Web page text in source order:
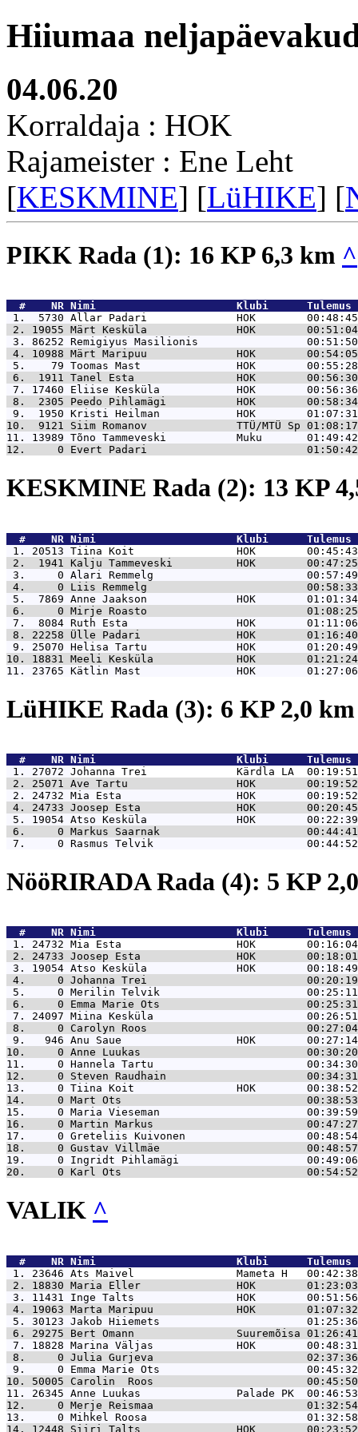
Hiiumaa
04.06.20
Korraldaja : HOK
Rajameister : Ene Leht
[KESKMINE] [LüHIKE] [
PIKK Rada (1): 16 KP 6,3 km ^
  #    NR
Nimi                      Klubi
1.  5730 Allar Padari              HOK        00:48:45
2. 19055 Märt Kesküla              HOK        00:51:04
3. 86252 Remigiyus Masilionis                 00:51:50
4. 10988 Märt Maripuu              HOK        00:54:05
5.    79 Toomas Mast               HOK        00:55:28
6.  1911 Tanel Esta                HOK        00:56:30
7. 17460 Eliise Kesküla            HOK        00:56:36
8.  2305 Peedo Pihlamägi           HOK        00:58:34
9.  1950 Kristi Heilman            HOK        01:07:31
10.  9121 Siim Romanov              TTÜ/MTÜ Sp
11. 13989 Tõno Tammeveski           Muku       01:49:42
12.     0 Evert Padari                         01:50:42
KESKMINE Rada (2): 13 KP
  #    NR
Nimi                      Klubi
1. 20513 Tiina Koit                HOK        00:45:43
2.  1941 Kalju Tammeveski          HOK        00:47:25
3.     0 Alari Remmelg                        00:57:49
4.     0 Liis Remmelg                         00:58:33
5.  7869 Anne Jaakson              HOK        01:01:34
6.     0 Mirje Roasto                         01:08:25
7.  8084 Ruth Esta                 HOK        01:11:06
8. 22258 Ülle Padari               HOK        01:16:40
9. 25070 Helisa Tartu              HOK        01:20:49
10. 18831 Meeli Kesküla             HOK        01:21:24
11. 23765 Kätlin Mast               HOK        01:27:06
LüHIKE Rada (3): 6 KP 2,0
  #    NR
Nimi                      Klubi
1. 27072 Johanna Trei              Kärdla LA  00:19:51
2. 25071 Ave Tartu                 HOK        00:19:52
2. 24732 Mia Esta                  HOK        00:19:52
4. 24733 Joosep Esta               HOK        00:20:45
5. 19054 Atso Kesküla              HOK        00:22:39
6.     0 Markus Saarnak                       00:44:41
7.     0 Rasmus Telvik                        00:44:52
NööRIRADA Rada (4): 5 KP
  #    NR
Nimi                      Klubi
1. 24732 Mia Esta                  HOK        00:16:04
2. 24733 Joosep Esta               HOK        00:18:01
3. 19054 Atso Kesküla              HOK        00:18:49
4.     0 Johanna Trei                         00:20:19
5.     0 Merilin Telvik                       00:25:11
6.     0 Emma Marie Ots                       00:25:31
7. 24097 Miina Kesküla                        00:26:51
8.     0 Carolyn Roos                         00:27:04
9.   946 Anu Saue                  HOK        00:27:14
10.     0 Anne Luukas                          00:30:20
11.     0 Hannela Tartu                        00:34:30
12.     0 Steven Raudhain                      00:34:31
13.     0 Tiina Koit                HOK        00:38:52
14.     0 Mart Ots                             00:38:53
15.     0 Maria Vieseman                       00:39:59
16.     0 Martin Markus                        00:47:27
17.     0 Greteliis Kuivonen                   00:48:54
18.     0 Gustav Villmäe                       00:48:57
19.     0 Ingridt Pihlamägi                    00:49:06
20.     0 Karl Ots                             00:54:52
VALIK ^
  #    NR
Nimi                      Klubi
1. 23646 Ats Maivel                Mameta H   00:42:38
2. 18830 Maria Eller               HOK        01:23:03
3. 11431 Inge Talts                HOK        00:51:56
4. 19063 Marta Maripuu             HOK        01:07:32
5. 30123 Jakob Hiiemets                       01:25:36
6. 29275 Bert Omann                Suuremõisa 01:26:41
7. 18828 Marina Väljas             HOK        00:48:31
8.     0 Julia Gurjeva                        02:37:36
9.     0 Emma Marie Ots                       00:45:32
10. 50005 Carolin  Roos                        00:45:50
11. 26345 Anne Luukas               Palade PK  00:46:53
12.     0 Merje Reismaa                        01:32:54
13.     0 Mihkel Roosa                         01:32:58
14. 12448 Siiri Talts               HOK        00:23:52